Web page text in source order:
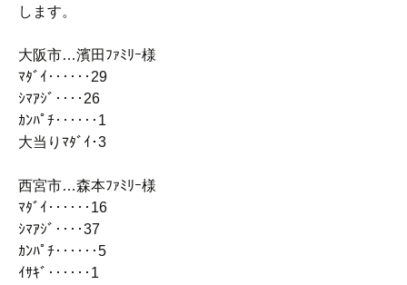
します。
大阪市…濱田ﾌｧﾐﾘｰ様
ﾏﾀﾞｲ‥‥‥29
ｼﾏｱｼﾞ‥‥26
ｶﾝﾊﾟﾁ‥‥‥1
大当りﾏﾀﾞｲ･3
西宮市…森本ﾌｧﾐﾘｰ様
ﾏﾀﾞｲ‥‥‥16
ｼﾏｱｼﾞ‥‥37
ｶﾝﾊﾟﾁ‥‥‥5
ｲｻｷﾞ‥‥‥1